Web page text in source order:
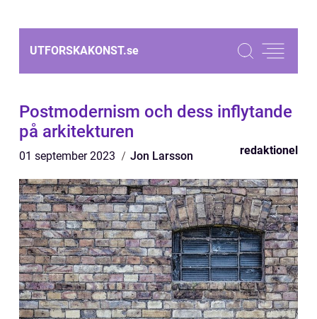
UTFORSKAKONST.se
Postmodernism och dess inflytande
på arkitekturen
01 september 2023 Jon Larsson redaktionel